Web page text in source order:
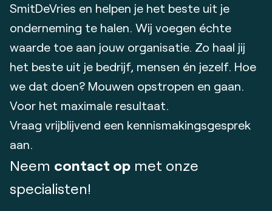
SmitDeVries en helpen je het beste uit je
onderneming te halen. Wij voegen échte
waarde toe aan jouw organisatie. Zo haal jij
het beste uit je bedrijf, mensen én jezelf. Hoe
we dat doen? Mouwen opstropen en gaan.
Voor het maximale resultaat.
Vraag vrijblijvend een kennismakingsgesprek
aan.
Neem contact op met onze
specialisten!